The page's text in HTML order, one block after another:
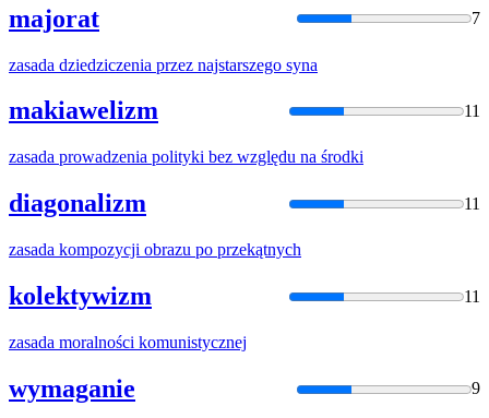
majorat 7
zasada dziedziczenia przez najstarszego syna
makiawelizm 11
zasada prowadzenia polityki bez względu na środki
diagonalizm 11
zasada kompozycji obrazu po przekątnych
kolektywizm 11
zasada moralności komunistycznej
wymaganie 9